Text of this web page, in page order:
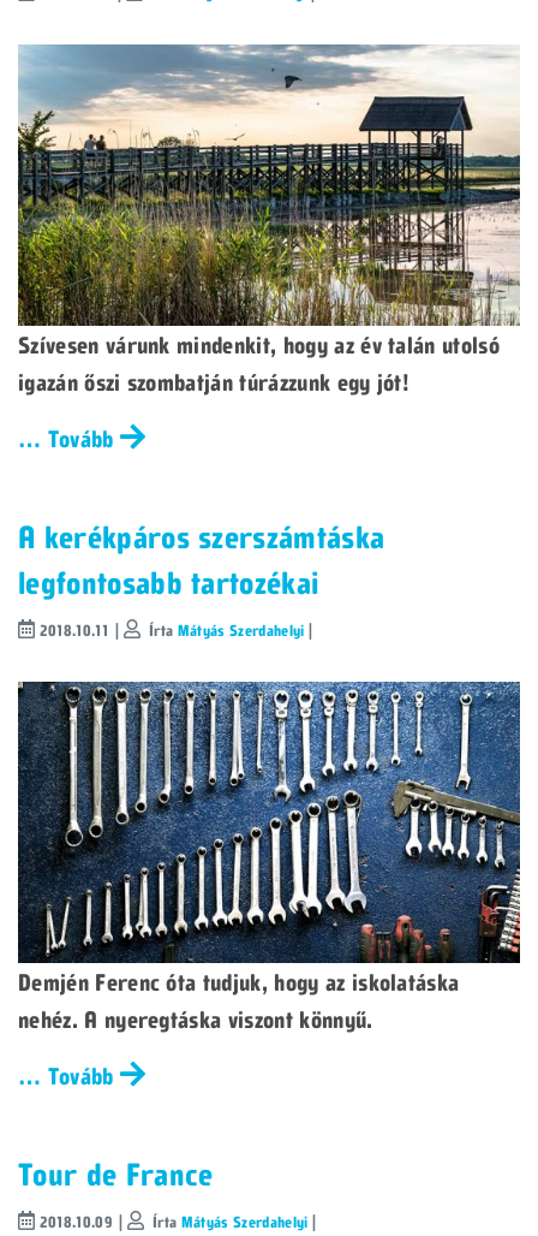
Szívesen várunk mindenkit, hogy az év talán utolsó
igazán őszi szombatján túrázzunk egy jót!
… Tovább
A kerékpáros szerszámtáska
legfontosabb tartozékai
2018.10.11 | Írta Mátyás Szerdahelyi |
Demjén Ferenc óta tudjuk, hogy az iskolatáska
nehéz. A nyeregtáska viszont könnyű.
… Tovább
Tour de France
2018.10.09 | Írta Mátyás Szerdahelyi |